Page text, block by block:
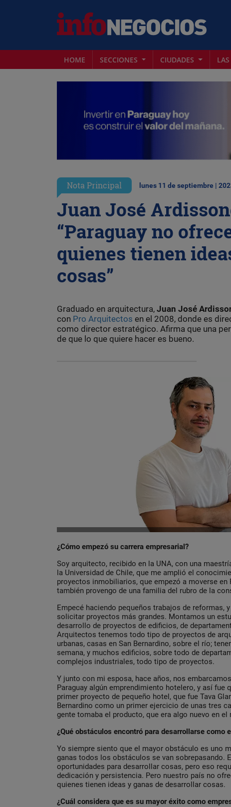
HOME SECCIONES CIUDADES
Nota Principal lunes 11 de septiembre |
Juan José
“Paraguay no
quienes tienen
cosas”
Graduado en arquitectura, Juan José
con Pro Arquitectos en el 2008, donde es
como director estratégico. Afirma que una
de que lo que quiere hacer es bueno.
¿Cómo empezó su carrera empresarial?
Soy arquitecto, recibido en la UNA, con una
la Universidad de Chile, que me amplió el
proyectos inmobiliarios, que empezó a moverse en
también provengo de una familia del rubro de la
Empecé haciendo pequeños trabajos de reformas,
solicitar proyectos más grandes. Montamos un
desarrollo de proyectos de edificios, de
Arquitectos tenemos todo tipo de proyectos de
urbanas, casas en San Bernardino, sobre el río;
semana, y muchos edificios, sobre todo de
complejos industriales, todo tipo de proyectos.
Y junto con mi esposa, hace años, nos
Paraguay algún emprendimiento hotelero, y así fue
primer proyecto de pequeño hotel, que fue Tava
Bernardino como un primer ejercicio de unas tres
gente tomaba el producto, que era algo nuevo en el
¿Qué obstáculos encontró para desarrollarse como
Yo siempre siento que el mayor obstáculo es uno
ganas todos los obstáculos se van sobrepasando.
oportunidades para desarrollar cosas, pero eso
dedicación y persistencia. Pero nuestro país no
quienes tienen ideas y ganas de desarrollar cosas.
¿Cuál considera que es su mayor éxito como